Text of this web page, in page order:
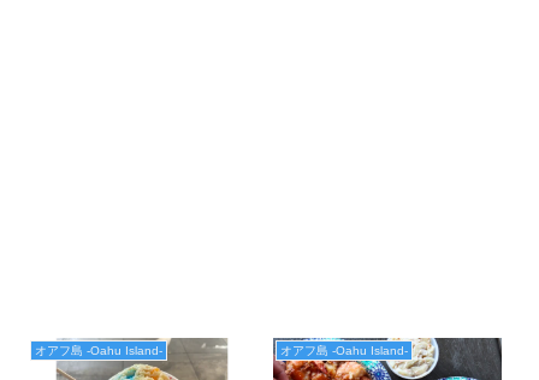
オアフ島 -Oahu Island- オアフ島 -Oahu Island-